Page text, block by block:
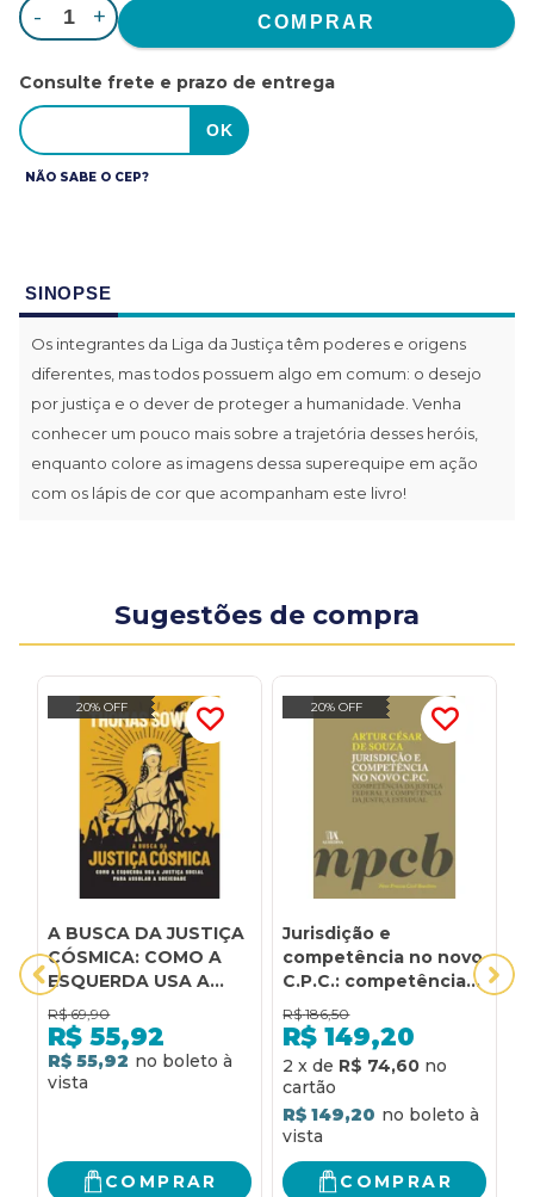
- +
Consulte frete e prazo de entrega
NÃO SABE O CEP?
SINOPSE
Os integrantes da Liga da Justiça têm poderes e origens
diferentes, mas todos possuem algo em comum: o desejo
por justiça e o dever de proteger a humanidade. Venha
conhecer um pouco mais sobre a trajetória desses heróis,
enquanto colore as imagens dessa superequipe em ação
com os lápis de cor que acompanham este livro!
Sugestões de compra
20% OFF
A BUSCA DA JUSTIÇA
CÓSMICA: COMO A
ESQUERDA USA A
JUSTIÇA SOCIAL
PARA ASSOLAR A
SOCIEDADE
R$ 69,90
R$ 55,92
R$ 55,92
COMPRAR
20% OFF
Jurisdição e
competência no novo
C.P.C.: competência
da justiça federal e
competência da
justiça estadual
R$ 186,50
R$ 149,20
2 x de R$ 74,60
R$ 149,20
COMPRAR